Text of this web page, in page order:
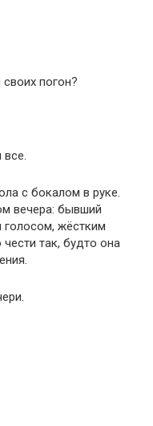
погон?
с бокалом в руке.
вечера: бывший
голосом, жёстким
так, будто она